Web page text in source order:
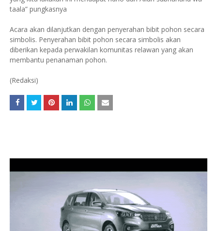
taala” pungkasnya
Acara akan dilanjutkan dengan penyerahan bibit pohon secara
simbolis. Penyerahan bibit pohon secara simbolis akan
diberikan kepada perwakilan komunitas relawan yang akan
membantu penanaman pohon.
(Redaksi)